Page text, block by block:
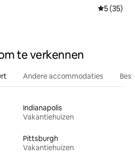
5 (35)
te verkennen
Andere accommodaties
Indianapolis
Vakantiehuizen
Pittsburgh
Vakantiehuizen